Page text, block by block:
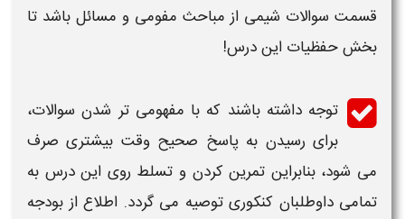
قسمت سوالات شیمی از مباحث مفومی و مسائل باشد تا
بخش حفظیات این درس!
توجه داشته باشند که با مفهومی تر شدن سوالات،
برای رسیدن به پاسخ صحیح وقت بیشتری صرف
می شود، بنابراین تمرین کردن و تسلط روی این درس به
تمامی داوطلبان کنکوریتوصیه می گردد. اطلاع از بودجه